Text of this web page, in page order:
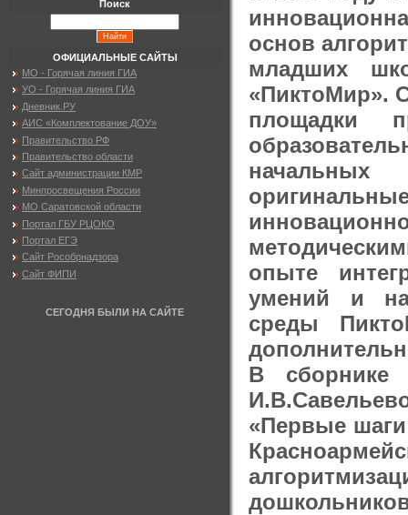
основ
младших
«ПиктоМир».
площадки
опыте
умений и
среды
В сборнике
«Первые
Поиск
ОФИЦИАЛЬНЫЕ САЙТЫ
МО - Горячая линия ГИА
УО - Горячая линия ГИА
Дневник.РУ
АИС «Комплектование ДОУ»
Правительство РФ
Правительство области
Сайт администрации КМР
Минпросвещения России
МО Саратовской области
Портал ГБУ РЦОКО
Портал ЕГЭ
Сайт Рособрнадзора
Сайт ФИПИ
СЕГОДНЯ БЫЛИ НА САЙТЕ